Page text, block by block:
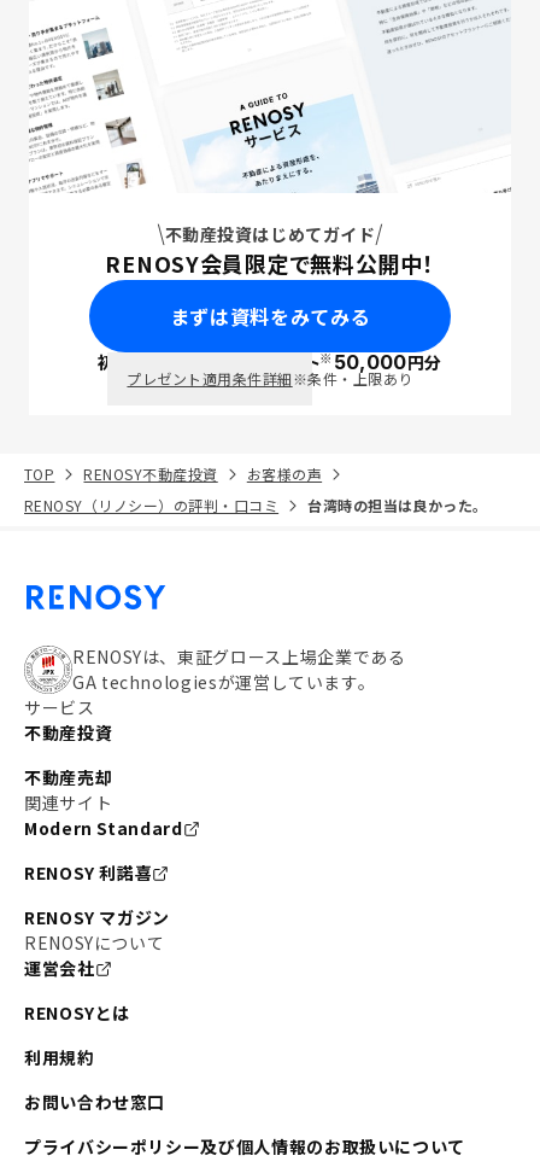
不動産投資はじめてガイド
RENOSY会員限定で無料公開中！
まずは資料をみてみる
初回面談で ポイント※50,000円分
プレゼント適用条件詳細※条件・上限あり
TOP RENOSY不動産投資
お客様の声
RENOSY（リノシー）の評判・口コミ
台湾時の担当は良かった。
RENOSYは、東証グロース上場企業である
GA technologiesが運営しています。
サービス
不動産投資
不動産売却
関連サイト
Modern Standard
RENOSY 利諾喜
RENOSY マガジン
RENOSYについて
運営会社
RENOSYとは
利用規約
お問い合わせ窓口
プライバシーポリシー及び個人情報のお取扱いについて